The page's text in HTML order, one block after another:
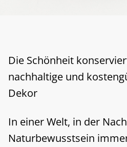
Die Schönheit
nachhaltige und
Dekor
In einer Welt, in der
Naturbewusstsein